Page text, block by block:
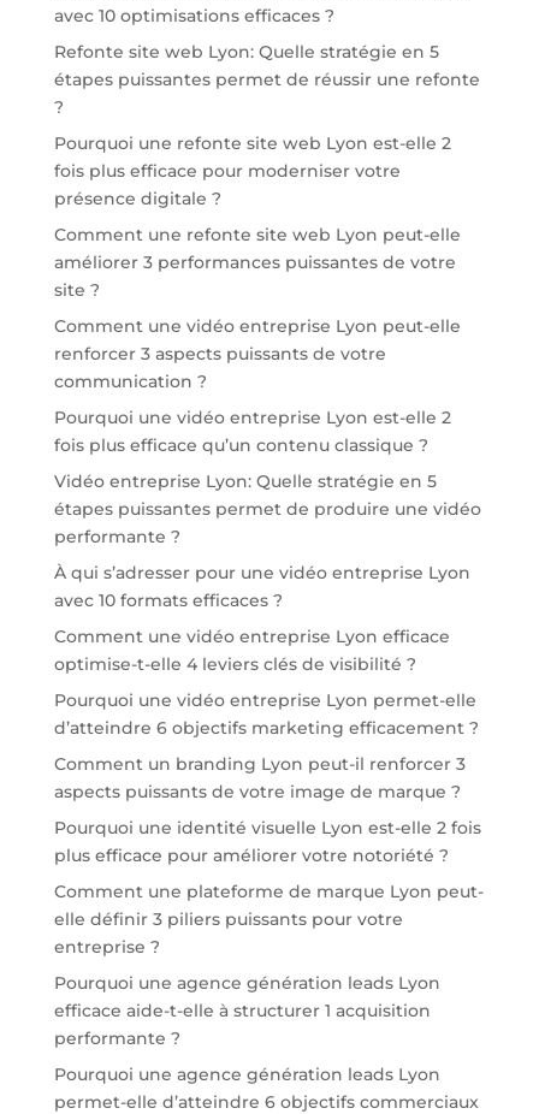
avec 10 optimisations efficaces ?
Refonte site web Lyon: Quelle stratégie en 5
étapes puissantes permet de réussir une refonte
?
Pourquoi une refonte site web Lyon est-elle 2
fois plus efficace pour moderniser votre
présence digitale ?
Comment une refonte site web Lyon peut-elle
améliorer 3 performances puissantes de votre
site ?
Comment une vidéo entreprise Lyon peut-elle
renforcer 3 aspects puissants de votre
communication ?
Pourquoi une vidéo entreprise Lyon est-elle 2
fois plus efficace qu’un contenu classique ?
Vidéo entreprise Lyon: Quelle stratégie en 5
étapes puissantes permet de produire une vidéo
performante ?
À qui s’adresser pour une vidéo entreprise Lyon
avec 10 formats efficaces ?
Comment une vidéo entreprise Lyon efficace
optimise-t-elle 4 leviers clés de visibilité ?
Pourquoi une vidéo entreprise Lyon permet-elle
d’atteindre 6 objectifs marketing efficacement ?
Comment un branding Lyon peut-il renforcer 3
aspects puissants de votre image de marque ?
Pourquoi une identité visuelle Lyon est-elle 2 fois
plus efficace pour améliorer votre notoriété ?
Comment une plateforme de marque Lyon peut-
elle définir 3 piliers puissants pour votre
entreprise ?
Pourquoi une agence génération leads Lyon
efficace aide-t-elle à structurer 1 acquisition
performante ?
Pourquoi une agence génération leads Lyon
permet-elle d’atteindre 6 objectifs commerciaux